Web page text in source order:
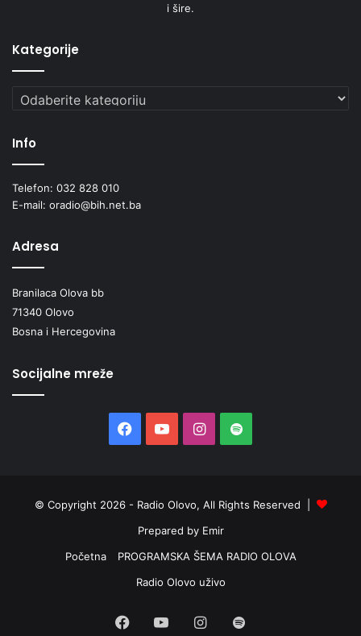
i šire.
Kategorije
Kategorije
Info
Telefon: 032 828 010
E-mail: oradio@bih.net.ba
Adresa
Branilaca Olova bb
71340 Olovo
Bosna i Hercegovina
Socijalne mreže
Facebook
YouTubeInstagram
Spotify
© Copyright 2026 - Radio Olovo, All Rights Reserved |
Prepared by Emir
Početna
PROGRAMSKA ŠEMA RADIO OLOVA
Radio Olovo uživo
Facebook
YouTubeInstagram
Spotify